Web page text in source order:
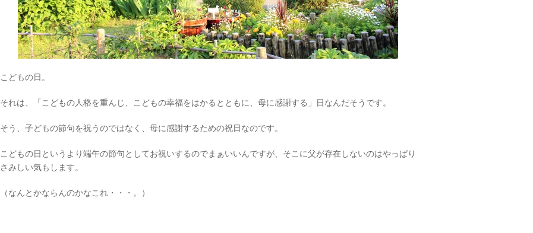
こどもの日。
それは、「こどもの人格を重んじ、こどもの幸福をはかるとともに、母に感謝する」日なんだそうです。
そう、子どもの節句を祝うのではなく、母に感謝するための祝日なのです。
こどもの日というより端午の節句としてお祝いするのでまぁいいんですが、そこに父が存在しないのはやっぱり
さみしい気もします。
（なんとかならんのかなこれ・・・。）